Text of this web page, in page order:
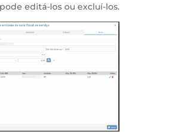
editá-los ou excluí-los.